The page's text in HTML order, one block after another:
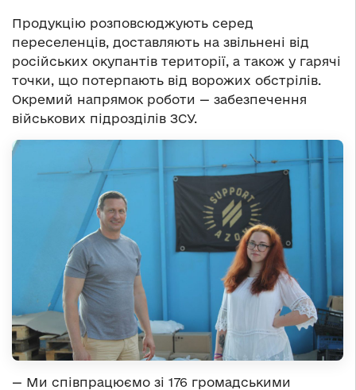
Продукцію розповсюджують серед
переселенців, доставляють на звільнені від
російських окупантів території, а також у гарячі
точки, що потерпають від ворожих обстрілів.
Окремий напрямок роботи — забезпечення
військових підрозділів ЗСУ.
— Ми співпрацюємо зі 176 громадськими